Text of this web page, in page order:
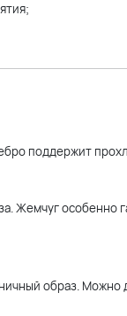
поддержит
Жемчуг особенно
образ. Можно